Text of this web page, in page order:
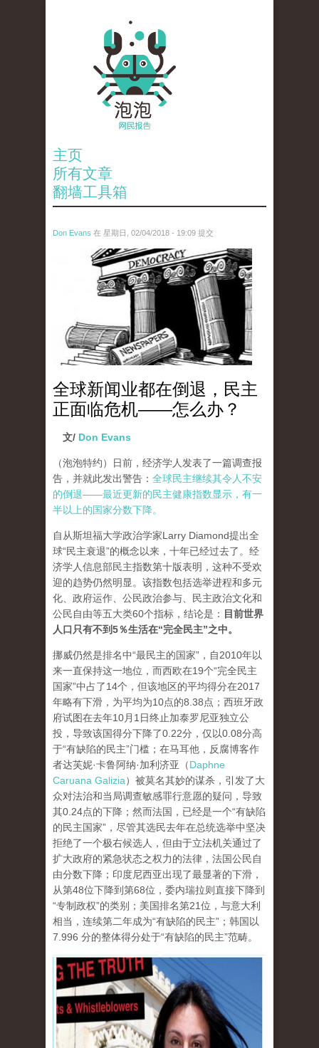
主页
所有文章
翻墙工具箱
Don Evans 在 星期日, 02/04/2018 - 19:09 提交
wechatimg1287.jpeg
全球新闻业都在倒退，民主
正面临危机——怎么办？
文/ Don Evans
（泡泡特约）
日前，经济学人发表了一篇调查报
告，并就此发出警告： 全球民主继续其令人不安
的倒退——最近更新的民主健康指数显示，有一
半以上的国家分数下降。
自从斯坦福大学政治学家Larry Diamond提出全
球“民主衰退”的概念以来，十年已经过去了。经
济学人信息部民主指数第十版表明，这种不受欢
迎的趋势仍然明显。该指数包括选举进程和多元
化、政府运作、公民政治参与、民主政治文化和
公民自由等五大类60个指标，结论是： 目前世界
人口只有不到5％生活在“完全民主”之中。
挪威仍然是排名中“最民主的国家”，自2010年以
来一直保持这一地位，而西欧在19个“完全民主
国家”中占了14个，但该地区的平均得分在2017
年略有下滑，为平均为10点的8.38点；西班牙政
府试图在去年10月1日终止加泰罗尼亚独立公
投，导致该国得分下降了0.22分，仅以0.08分高
于“有缺陷的民主”门槛；在马耳他，反腐博客作
者达芙妮·卡鲁阿纳·加利济亚（Daphne
Caruana Galizia）被莫名其妙的谋杀，引发了大
众对法治和当局调查敏感罪行意愿的疑问，导致
其0.24点的下降；然而法国，已经是一个“有缺陷
的民主国家”，尽管其选民去年在总统选举中坚决
拒绝了一个极右候选人，但由于立法机关通过了
扩大政府的紧急状态之权力的法律，法国公民自
由分数下降；印度尼西亚出现了最显著的下滑，
从第48位下降到第68位，委内瑞拉则直接下降到
“专制政权”的类别；美国排名第21位，与意大利
相当，连续第二年成为“有缺陷的民主”；韩国以
7.996 分的整体得分处于“有缺陷的民主”范畴。